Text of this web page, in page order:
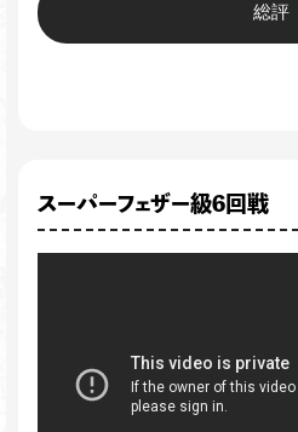
総評
スーパーフェザー級6回戦